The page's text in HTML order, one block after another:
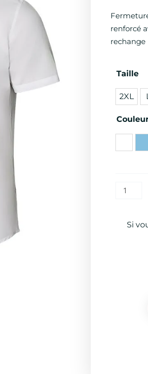
renforcé
rechange
Taille
2XL
quantité
HOMME
Si